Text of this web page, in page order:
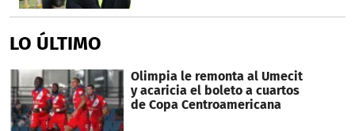
LO ÚLTIMO
Olimpia le remonta al Umecit
y acaricia el boleto a cuartos
de Copa Centroamericana